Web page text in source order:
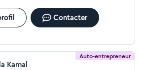
Contacter
Auto-entrepreneur
Kamal